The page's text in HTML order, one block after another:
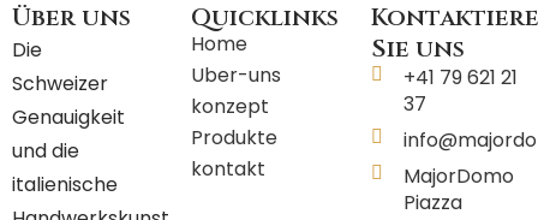
k
n
a
s
t
Über uns
Die
Schweizer
Genauigkeit
und die
italienische
Quicklinks
Home
Uber-uns
konzept
Produkte
kontakt
Sie uns
+41 79 621 21
37
MajorDomo
Piazza